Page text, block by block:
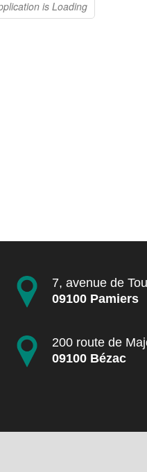
7, avenue de
09100 Pamiers
200 route de
09100 Bézac